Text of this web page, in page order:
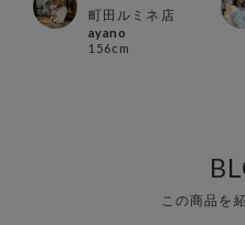
町田ルミネ店
ayano
156cm
この商品を